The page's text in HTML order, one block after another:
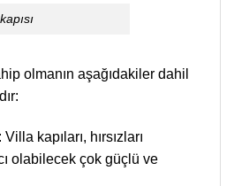
olmanın aşağıdakiler dahil
kapıları, hırsızları
olabilecek çok güçlü ve